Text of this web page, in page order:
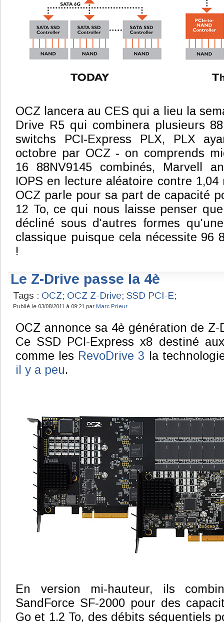
OCZ lancera au CES qui a lieu la
Drive R5 qui combinera plusieurs
switchs PCI-Express PLX, PLX
octobre par OCZ - on comprends
16 88NV9145 combinés, Marvell
IOPS en lecture aléatoire contre
OCZ parle pour sa part de capacité
12 To, ce qui nous laisse penser
décliné sous d'autres formes
classique puisque cela nécessite 96
!
Le Z-Drive passe la 4è
Tags : OCZ; OCZ Z-Drive; SSD PCI-E;
Publié le 03/08/2011 à 09:21 par Marc Prieur
OCZ annonce sa 4è génération de
Ce SSD PCI-Express x8 destiné
comme les RevoDrive 3 la
il y a peu.
En version mi-hauteur, ils
SandForce SF-2000 pour des
Go et 1.2 To, des débits séquentiels